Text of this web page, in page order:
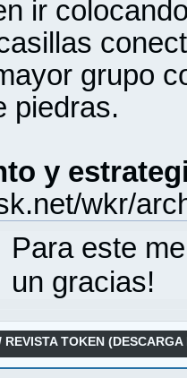
ir
grupo
piedras.
y
wkr/
Para este
un gracias!
REVISTA TOKEN